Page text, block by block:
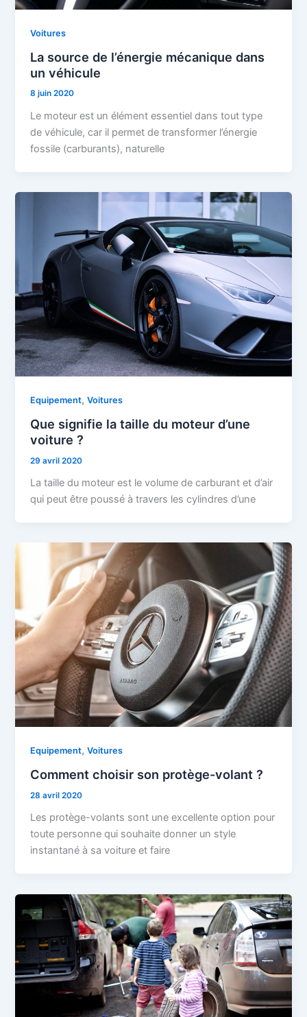
Voitures
La source de l’énergie mécanique dans
un véhicule
8 juin 2020
Le moteur est un élément essentiel dans tout type
de véhicule, car il permet de transformer l’énergie
fossile (carburants), naturelle
Equipement,Voitures
Que signifie la taille du moteur d’une
voiture ?
29 avril 2020
La taille du moteur est le volume de carburant et d’air
qui peut être poussé à travers les cylindres d’une
Equipement,Voitures
Comment choisir son protège-volant ?
28 avril 2020
Les protège-volants sont une excellente option pour
toute personne qui souhaite donner un style
instantané à sa voiture et faire